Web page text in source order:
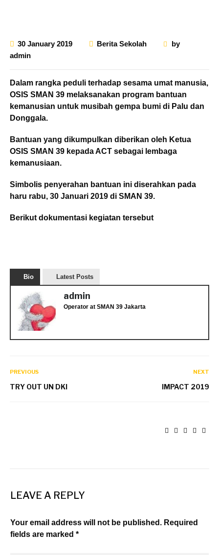
30 January 2019 Berita Sekolah
by
admin
Dalam rangka peduli terhadap sesama umat manusia,
OSIS SMAN 39 melaksanakan program bantuan
kemanusian untuk musibah gempa bumi di Palu dan
Donggala.
Bantuan yang dikumpulkan diberikan oleh Ketua
OSIS SMAN 39 kepada ACT sebagai lembaga
kemanusiaan.
Simbolis penyerahan bantuan ini diserahkan pada
haru rabu, 30 Januari 2019 di SMAN 39.
Berikut dokumentasi kegiatan tersebut
Bio Latest Posts
admin
Operator at SMAN 39 Jakarta
PREVIOUS
TRY OUT UN DKI
NEXT
IMPACT 2019
LEAVE A REPLY
Your email address will not be published. Required
fields are marked *